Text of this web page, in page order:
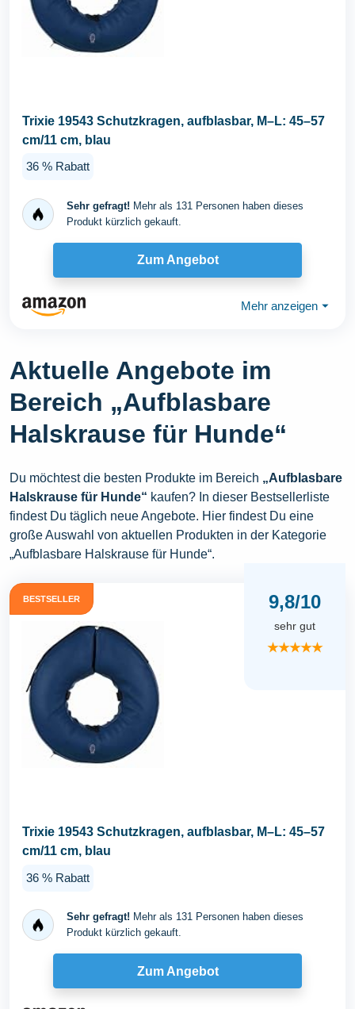
Trixie 19543 Schutzkragen, aufblasbar, M–L: 45–57
cm/11 cm, blau
36 % Rabatt
Sehr gefragt! Mehr als 131 Personen haben dieses
Produkt kürzlich gekauft.
Zum Angebot
Mehr anzeigen ⏷
Aktuelle Angebote im
Bereich „Aufblasbare
Halskrause für Hunde“
Du möchtest die besten Produkte im Bereich „Aufblasbare
Halskrause für Hunde“ kaufen? In dieser Bestsellerliste
findest Du täglich neue Angebote. Hier findest Du eine
große Auswahl von aktuellen Produkten in der Kategorie
„Aufblasbare Halskrause für Hunde“.
BESTSELLER 9,8/10
sehr gut
★★★★★
Trixie 19543 Schutzkragen, aufblasbar, M–L: 45–57
cm/11 cm, blau
36 % Rabatt
Sehr gefragt! Mehr als 131 Personen haben dieses
Produkt kürzlich gekauft.
Zum Angebot